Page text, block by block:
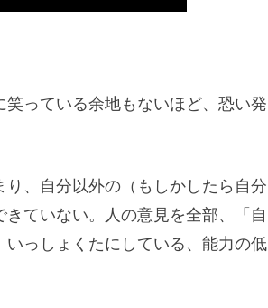
っている余地もないほど、恐い発
、自分以外の（もしかしたら自分
ていない。人の意見を全部、「自
っしょくたにしている、能力の低